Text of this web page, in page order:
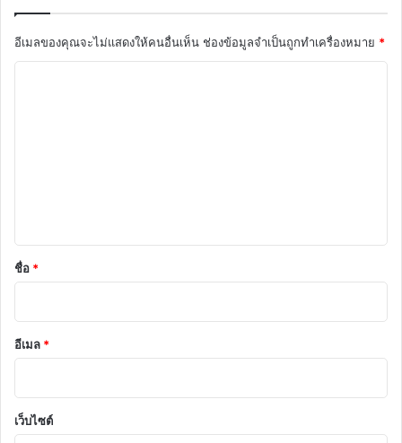
อีเมลของคุณจะไม่แสดงให้คนอื่นเห็น ช่องข้อมูลจำเป็นถูกทำเครื่องหมาย *
*
ชื่อ *
อีเมล *
เว็บไซต์